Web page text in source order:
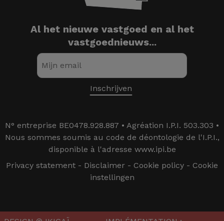
Al het nieuwe vastgoed en al het
vastgoednieuws...
N° entreprise BE0478.928.887 • Agréation I.P.I. 503.303 •
Nous sommes soumis au code de déontologie de l'I.P.I.,
disponible à l'adresse www.ipi.be
Privacy statement - Disclaimer - Cookie policy - Cookie
instellingen